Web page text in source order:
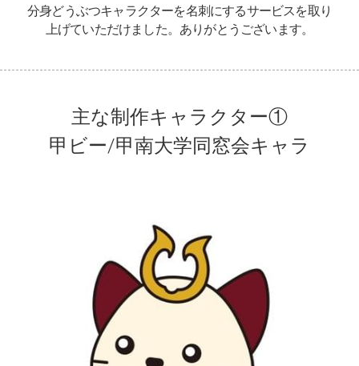
分身どうぶつキャラクターを名刺にするサービスを取り
上げていただけました。ありがとうございます。
主な制作キャラクター①
甲ビー/甲南大学同窓会キャラ